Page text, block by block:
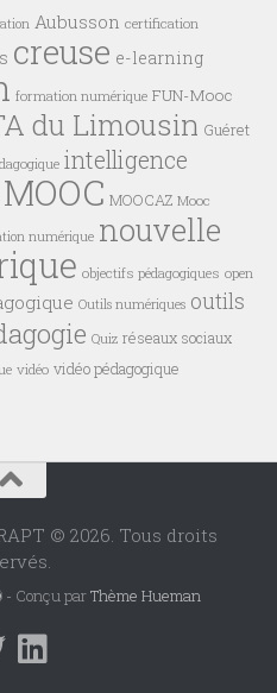
Aubusson certification
creuse e-learning
formation numérique FUN-Mooc
du Limousin Guéret
intelligence
MOOC MOOCAZ Mooc
numérique nouvelle
objectifs pédagogiques open
Outils numériques outils
Quiz réseaux sociaux
vidéo vidéo pédagogique
© 2026. Tous droits
- Conçu parThème Hueman